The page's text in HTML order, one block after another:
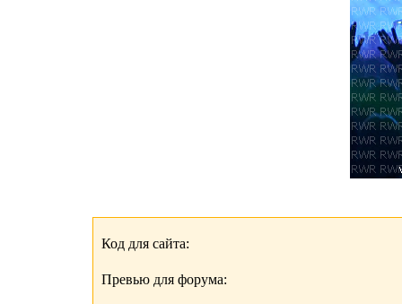
Код для сайта:
Превью для форума: